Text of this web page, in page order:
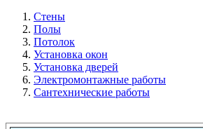
Стены
Полы
Потолок
Установка окон
Установка дверей
Электромонтажные работы
Сантехнические работы